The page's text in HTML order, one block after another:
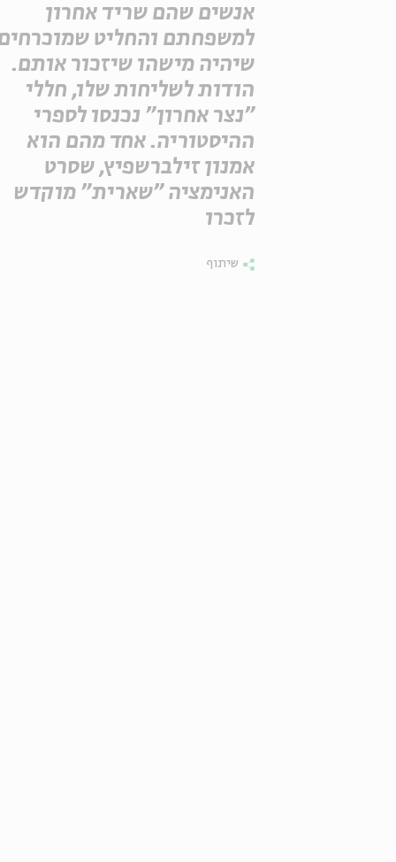
אנשים שהם שריד אחרון
למשפחתם והחליט
שיהיה מישהו שיזכור אותם.
הודות לשליחות שלו, חללי
"נצר אחרון" נכנסו לספרי
ההיסטוריה. אחד מהם הוא
אמנון זילברשפיץ, שסרט
האנימציה "שארית" מוקדש
לזכרו
שיתוף